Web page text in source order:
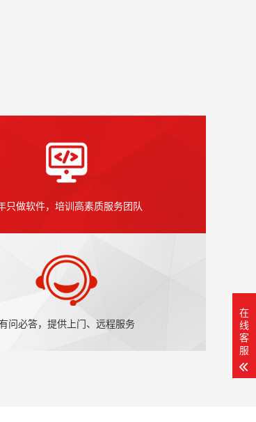
只做软件，培训高素质服务团队
问必答，提供上门、远程服务
在
线
客
服